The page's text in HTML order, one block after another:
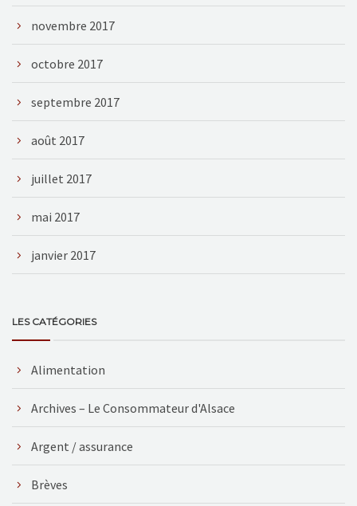
novembre 2017
octobre 2017
septembre 2017
août 2017
juillet 2017
mai 2017
janvier 2017
LES CATÉGORIES
Alimentation
Archives – Le Consommateur d'Alsace
Argent / assurance
Brèves